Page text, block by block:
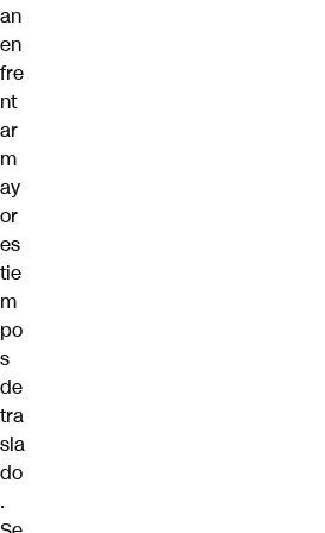
an
en
fre
nt
ar
m
ay
or
es
tie
m
po
s
de
tra
sla
do
.